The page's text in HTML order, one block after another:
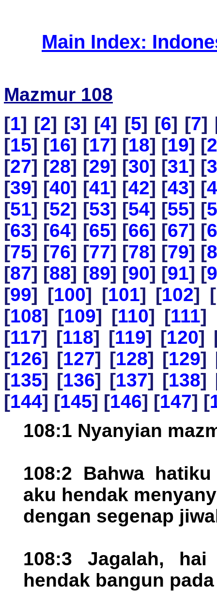
Main Index:
Mazmur 108
[1] [2] [3] [4] [5] [6] [7]
[15] [16] [17] [18] [19] [
[27] [28] [29] [30] [31] [
[39] [40] [41] [42] [43] [
[51] [52] [53] [54] [55] [
[63] [64] [65] [66] [67] [
[75] [76] [77] [78] [79] [
[87] [88] [89] [90] [91] [
[99] [100] [101] [102] [
[108] [109] [110] [111]
[117] [118] [119] [120]
[126] [127] [128] [129]
[135] [136] [137] [138]
[144] [145] [146] [147] [
108:1 Nyanyian
108:2 Bahwa
aku hendak
dengan segenap
108:3 Jagalah,
hendak bangun